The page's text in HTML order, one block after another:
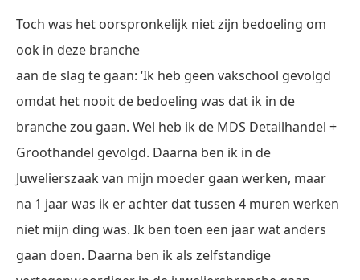
Toch was het oorspronkelijk niet zijn bedoeling om
ook in deze branche
aan de slag te gaan: ‘Ik heb geen vakschool gevolgd
omdat het nooit de bedoeling was dat ik in de
branche zou gaan. Wel heb ik de MDS Detailhandel +
Groothandel gevolgd. Daarna ben ik in de
Juwelierszaak van mijn moeder gaan werken, maar
na 1 jaar was ik er achter dat tussen 4 muren werken
niet mijn ding was. Ik ben toen een jaar wat anders
gaan doen. Daarna ben ik als zelfstandige